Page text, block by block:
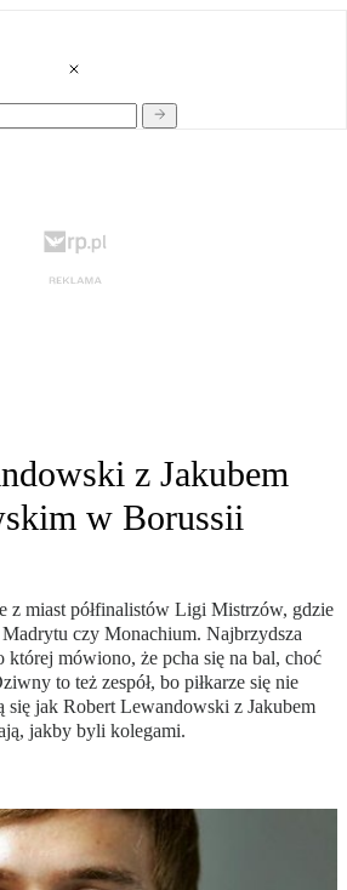
z Jakubem
w Borussii
z miast półfinalistów Ligi Mistrzów, gdzie
czy Monachium. Najbrzydsza
której mówiono, że pcha się na bal, choć
to też zespół, bo piłkarze się nie
się jak Robert Lewandowski z Jakubem
jakby byli kolegami.